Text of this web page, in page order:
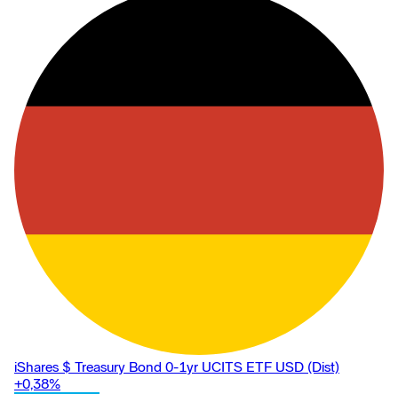
iShares $ Treasury Bond 0-1yr UCITS ETF USD (Dist)
+0,38%